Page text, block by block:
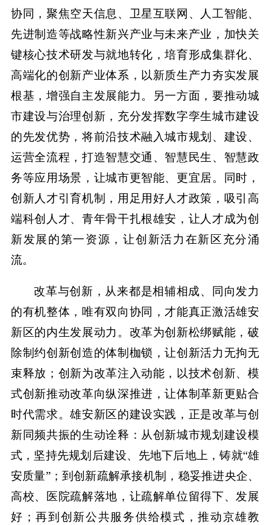
协同，聚焦空天信息、卫星互联网、人工智能、
先进制造等战略性新兴产业与未来产业，加快关
键核心技术研发与就地转化，培育形成集群化、
高端化的创新产业体系，以新质生产力夯实发展
根基，增强自主发展能力。另一方面，要推动城
市建设与治理创新，充分发挥数字孪生城市建设
的先发优势，将前沿技术融入城市规划、建设、
运营全流程，打造智慧交通、智慧民生、智慧政
务等应用场景，让城市更智能、更宜居。同时，
创新人才引育机制，用足用好人才政策，吸引高
端科创人才、青年骨干扎根雄安，让人才成为创
新发展的第一资源，让创新活力在新区充分涌
流。
改革与创新，从来都是相辅相成、同向发力
的有机整体，唯有双向协同，才能真正激活雄安
新区的内生发展动力。改革为创新松绑赋能，破
除制约创新创造的体制枷锁，让创新活力无拘无
束释放；创新为改革注入动能，以技术创新、模
式创新推动改革向纵深推进，让体制革新更贴合
时代需求。雄安新区的建设实践，正是改革与创
新同频共振的生动诠释：从创新城市规划建设模
式，坚持先规划后建设、先地下后地上，铸就“雄
安质量”；到创新疏解承接机制，稳妥推进央企、
高校、医院疏解落地，让疏解单位留得下、发展
好；再到创新公共服务供给模式，推动京雄教